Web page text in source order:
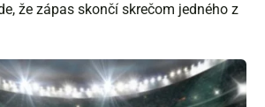
že zápas skončí skrečom jedného z